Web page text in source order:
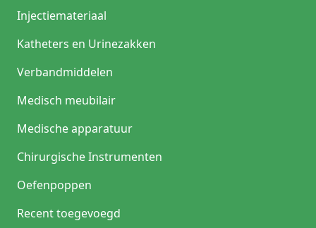
Injectiemateriaal
Katheters en Urinezakken
Verbandmiddelen
Medisch meubilair
Medische apparatuur
Chirurgische Instrumenten
Oefenpoppen
Recent toegevoegd